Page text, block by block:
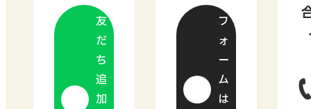
友
だ
ち
追
加
フ
ォ
ー
ム
は